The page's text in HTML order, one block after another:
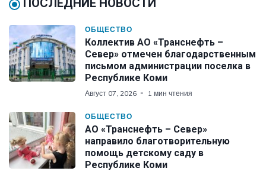
ОБЩЕСТВО
Коллектив АО «Транснефть –
Север» отмечен благодарственным
письмом администрации поселка в
Республике Коми
Август 07, 2026 1 мин чтения
ОБЩЕСТВО
АО «Транснефть – Север»
направило благотворительную
помощь детскому саду в
Республике Коми